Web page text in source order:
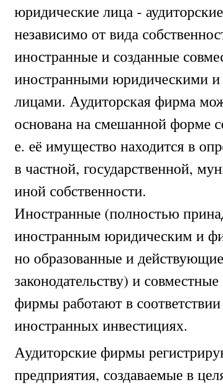
юридические лица -
независимо от вида
иностранные и созданные
иностранными юридическими
лицами. Аудиторская фирма
основана на смешанной форме
е. её имущество находится в
в частной, государственной,
иной собственности.
Иностранные (полностью
иностранным юридическим и
но образованные и
законодательству) и
фирмы работают в
иностранных инвестициях.
Аудиторские фирмы
предприятия, создаваемые в